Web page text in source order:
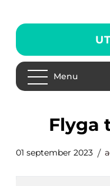
Menu
flyga
01 september 2023